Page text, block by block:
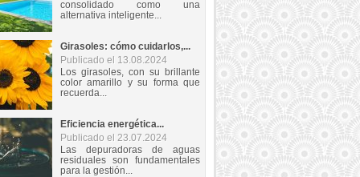
consolidado como una
alternativa inteligente...
Girasoles: cómo cuidarlos,...
Publicado el 13.08.2024
Los girasoles, con su brillante
color amarillo y su forma que
recuerda...
Eficiencia energética...
Publicado el 23.07.2024
Las depuradoras de aguas
residuales son fundamentales
para la gestión...